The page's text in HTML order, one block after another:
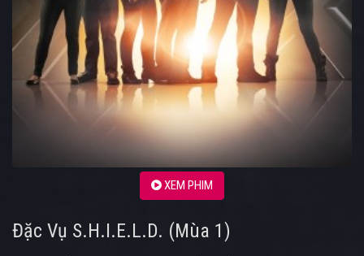
XEM PHIM
Đặc Vụ S.H.I.E.L.D. (Mùa 1)